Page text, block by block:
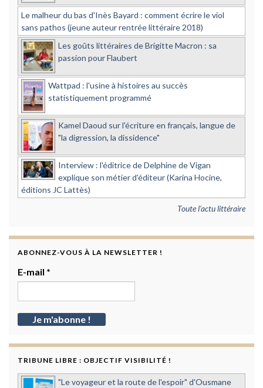
Le malheur du bas d'Inès Bayard : comment écrire le viol
sans pathos (jeune auteur rentrée littéraire 2018)
Les goûts littéraires de Brigitte Macron : sa
passion pour Flaubert
Wattpad : l'usine à histoires au succès
statistiquement programmé
Kamel Daoud sur l'écriture en français, langue de
"la digression, la dissidence"
Interview : l'éditrice de Delphine de Vigan
explique son métier d'éditeur (Karina Hocine,
éditions JC Lattès)
Toute l'actu littéraire
ABONNEZ-VOUS À LA NEWSLETTER !
E-mail *
TRIBUNE LIBRE : OBJECTIF VISIBILITÉ !
"Le voyageur et la route de l'espoir" d'Ousmane